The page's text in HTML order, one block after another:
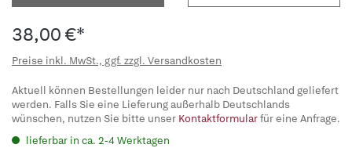
38,00 €*
Preise inkl. MwSt., ggf. zzgl. Versandkosten
Aktuell können Bestellungen leider nur nach Deutschland geliefert
werden. Falls Sie eine Lieferung außerhalb Deutschlands
wünschen, nutzen Sie bitte unser Kontaktformularfür eine Anfrage.
lieferbar in ca. 2-4 Werktagen